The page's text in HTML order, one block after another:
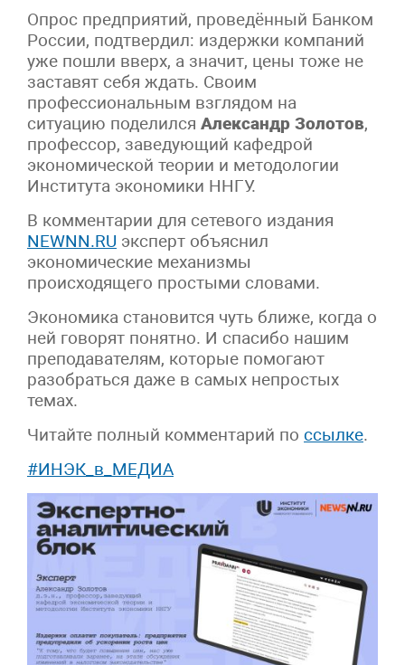
Опрос предприятий, проведённый Банком
России, подтвердил: издержки компаний
уже пошли вверх, а значит, цены тоже не
заставят себя ждать. Своим
профессиональным взглядом на
ситуацию поделился Александр Золотов,
профессор, заведующий кафедрой
экономической теории и методологии
Института экономики ННГУ.
В комментарии для сетевого издания
NEWNN.RU эксперт объяснил
экономические механизмы
происходящего простыми словами.
Экономика становится чуть ближе, когда о
ней говорят понятно. И спасибо нашим
преподавателям, которые помогают
разобраться даже в самых непростых
темах.
Читайте полный комментарий по ссылке.
#ИНЭК_в_МЕДИА